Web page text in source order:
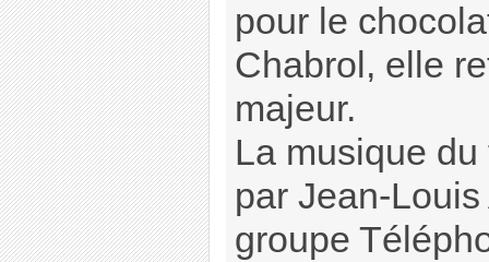
pour le
Chabrol, elle
majeur.
La musique
par Jean-
groupe